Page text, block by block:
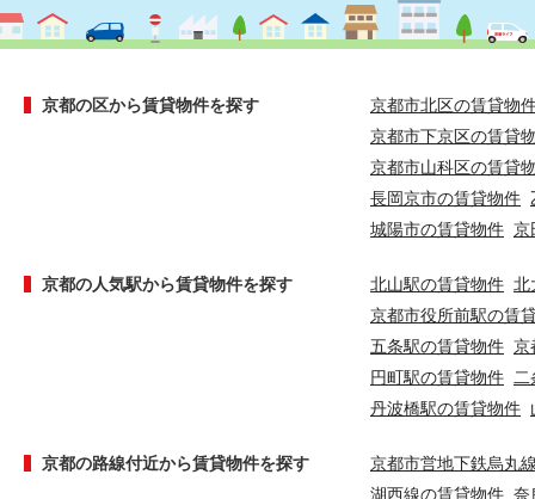
京都の区から賃貸物件を探す
京都市北区の賃貸物
京都市下京区の賃貸
京都市山科区の賃貸
長岡京市の賃貸物件
城陽市の賃貸物件 京
京都の人気駅から賃貸物件を探す 北山駅の賃貸物件 北
京都市役所前駅の賃
五条駅の賃貸物件 京
円町駅の賃貸物件
丹波橋駅の賃貸物件
京都の路線付近から賃貸物件を探す
京都市営地下鉄烏丸
湖西線の賃貸物件 奈